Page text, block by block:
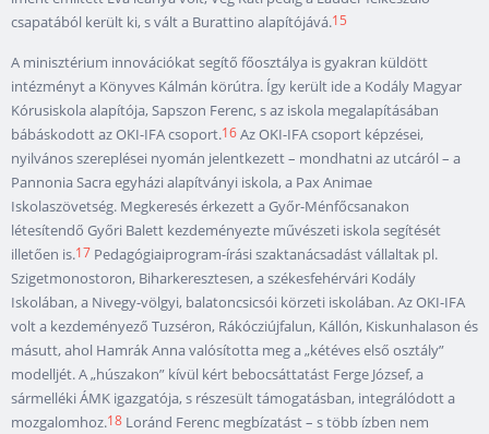
csapatából került ki, s vált a Burattino alapítójává.15
A minisztérium innovációkat segítő főosztálya is gyakran küldött
intézményt a Könyves Kálmán körútra. Így került ide a Kodály Magyar
Kórusiskola alapítója, Sapszon Ferenc, s az iskola megalapításában
bábáskodott az OKI-IFA csoport.16Az OKI-IFA csoport képzései,
nyilvános szereplései nyomán jelentkezett – mondhatni az utcáról – a
Pannonia Sacra egyházi alapítványi iskola, a Pax Animae
Iskolaszövetség. Megkeresés érkezett a Győr-Ménfőcsanakon
létesítendő Győri Balett kezdeményezte művészeti iskola segítését
illetően is.17 Pedagógiaiprogram-írási szaktanácsadást vállaltak pl.
Szigetmonostoron, Biharkeresztesen, a székesfehérvári Kodály
Iskolában, a Nivegy-völgyi, balatoncsicsói körzeti iskolában. Az OKI-IFA
volt a kezdeményező Tuzséron, Rákócziújfalun, Kállón, Kiskunhalason és
másutt, ahol Hamrák Anna valósította meg a „kétéves első osztály”
modelljét. A „húszakon” kívül kért bebocsáttatást Ferge József, a
sármelléki ÁMK igazgatója, s részesült támogatásban, integrálódott a
mozgalomhoz.18 Loránd Ferenc megbízatást – s több ízben nem